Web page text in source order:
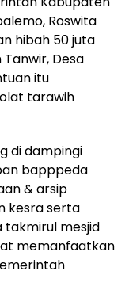
Roswita
hibah 50 juta
Desa
itu
tarawih
di dampingi
bapppeda
& arsip
kesra serta
mesjid
memanfaatkan